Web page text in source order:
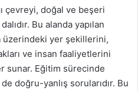
çevreyi, doğal ve beşeri
Bu alanda yapılan
yer şekillerini,
ve insan faaliyetlerini
sunar. Eğitim sürecinde
doğru-yanlış sorularıdır. Bu